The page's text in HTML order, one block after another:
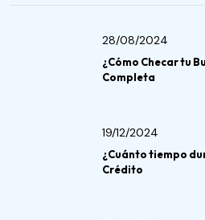
28/08/2024
¿Cómo Checar tu
Completa
19/12/2024
¿Cuánto tiempo
Crédito